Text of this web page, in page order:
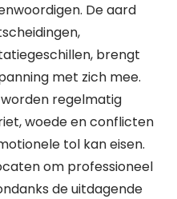
De aard
brengt
met zich mee.
regelmatig
woede en conflicten
tol kan eisen.
om professioneel
de uitdagende